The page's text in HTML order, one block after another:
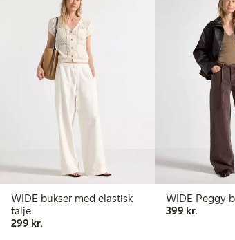
WIDE bukser med elastisk
talje
299 kr.
399 kr.